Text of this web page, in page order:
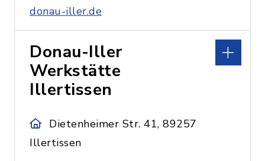
donau-iller.de
Donau-Iller
Werkstätte
Illertissen
Dietenheimer Str. 41, 89257
Illertissen